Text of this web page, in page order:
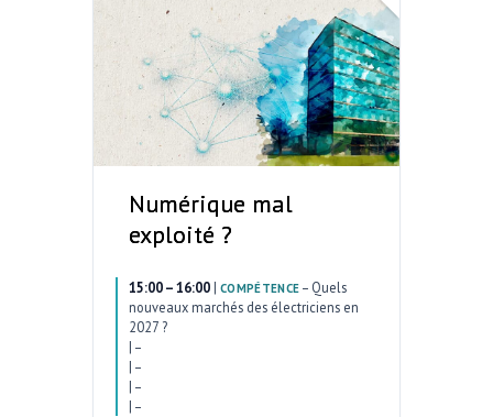
Numérique mal
exploité ?
15:00 – 16:00 | COMPÉTENCE – Quels
nouveaux marchés des électriciens en
2027 ?
| –
| –
| –
| –